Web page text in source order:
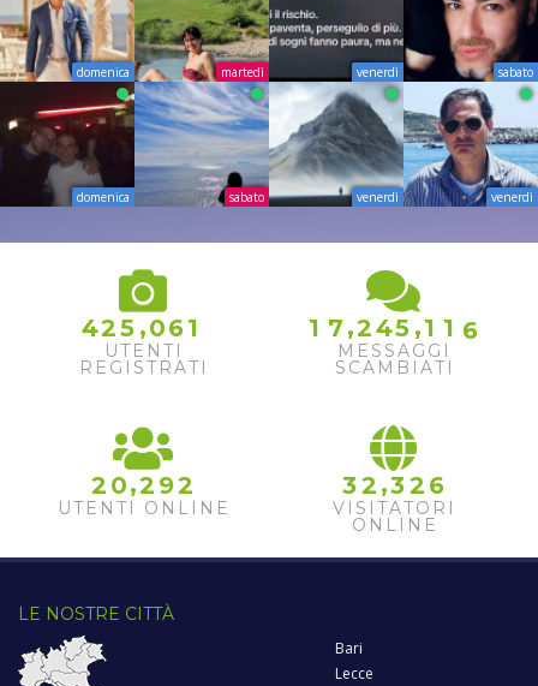
domenica martedì venerdì sabato
domenica sabato venerdì venerdì
425 ,061
UTENTI
REGISTRATI
1 7 ,245 ,1 1 6
MESSAGGI
SCAMBIATI
2 0,2 92
UTENTI ONLINE
32 ,32 6
VISITATORI
ONLINE
LE NOSTRE CITTÀ
Bari
Lecce